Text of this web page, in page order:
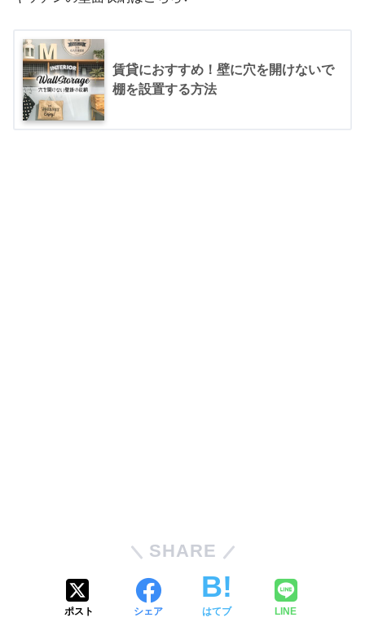
賃貸におすすめ！壁に穴を開けないで
棚を設置する方法
SHARE
ポスト シェア はてブ LINE